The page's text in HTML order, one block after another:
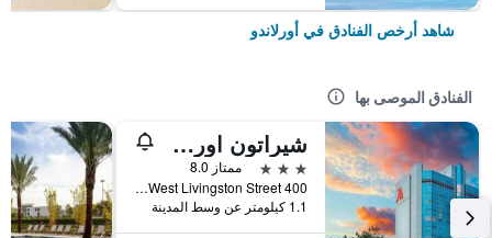
شاهد أرخص الفنادق في أورلاندو
الفنادق الموصى بها
شيراتون اورلاندو داون تاون
3 نجوم
ممتاز 8.0
400 West Livingston Street, أورلاندو, FL, الولايات المتحدة الأميريكية
1.1 كيلومتر عن وسط المدينة